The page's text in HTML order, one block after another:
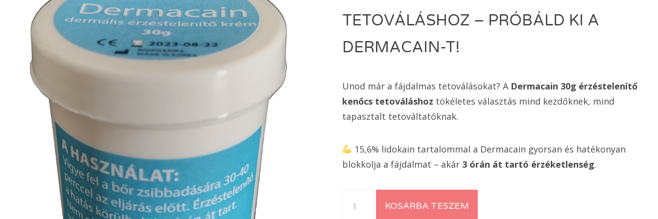
TETOVÁLÁSHOZ – PRÓBÁLD KI A
DERMACAIN-T!
Unod már a fájdalmas tetoválásokat? A Dermacain 30g érzéstelenítő
kenőcs tetováláshoz tökéletes választás mind kezdőknek, mind
tapasztalt tetováltatóknak.
15,6% lidokain tartalommal a Dermacain gyorsan és hatékonyan
blokkolja a fájdalmat – akár 3 órán át tartó érzéketlenség.
KOSÁRBA TESZEM